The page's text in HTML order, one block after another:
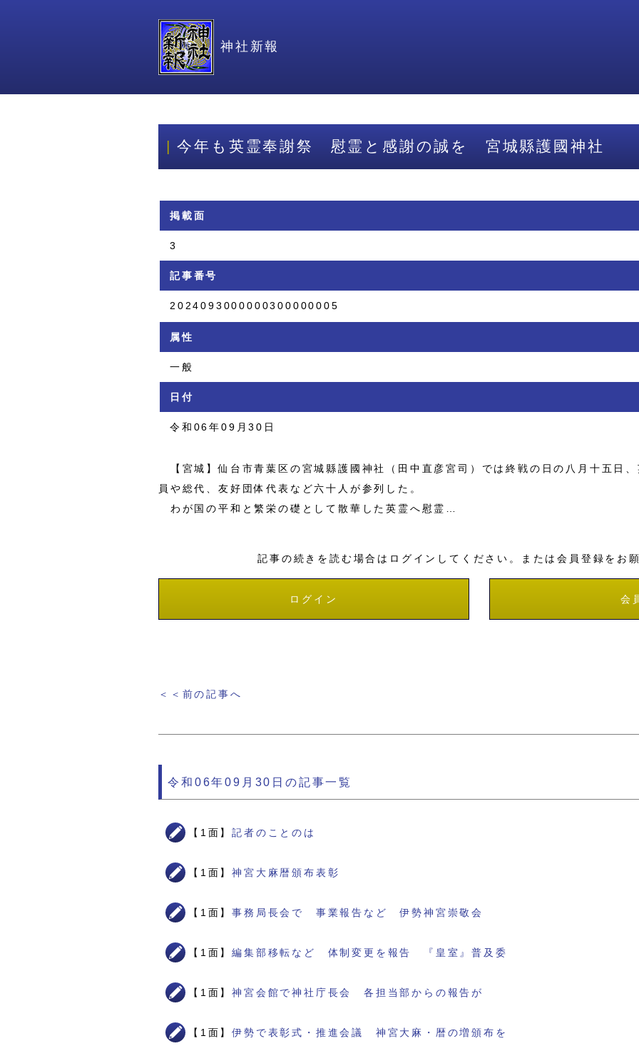
神社新報
今年も英霊奉謝祭 慰霊と感謝の誠を 宮城縣護國神社
掲載面
3
記事番号
2024093000000300000005
属性
一般
日付
令和06年09月30日
【宮城】仙台市青葉区の宮城縣護國神社（田中直彦宮司）では終戦の日の八月十五日
員や総代、友好団体代表など六十人が参列した。
わが国の平和と繁栄の礎として散華した英霊へ慰霊…
記事の続きを読む場合はログインしてください。または会員登録をお
ログイン 会
＜＜前の記事へ
令和06年09月30日の記事一覧
【1面】記者のことのは
【1面】神宮大麻暦頒布表彰
【1面】事務局長会で 事業報告など 伊勢神宮崇敬会
【1面】編集部移転など 体制変更を報告 『皇室』普及委
【1面】神宮会館で神社庁長会 各担当部からの報告が
【1面】伊勢で表彰式・推進会議 神宮大麻・暦の増頒布を